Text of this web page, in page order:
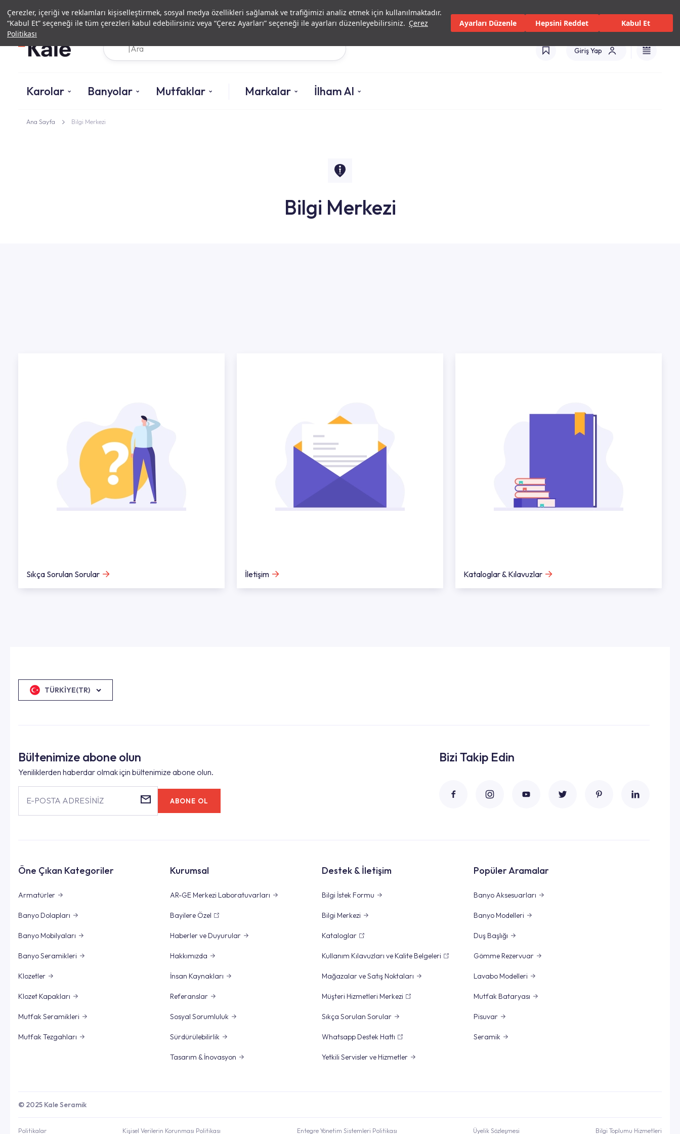
Çerezler, içeriği ve reklamları kişiselleştirmek, sosyal medya özellikleri sağlamak ve trafiğimizi analiz etmek için kullanılmaktadır.
“Kabul Et” seçeneği ile tüm çerezleri kabul edebilirsiniz veya “Çerez Ayarları” seçeneği ile ayarları düzenleyebilirsiniz. Çerez
Politikası
Ayarları Düzenle Hepsini Reddet Kabul Et
Yatırımcı İlişkileriYetkili Servisler ve HizmetlerMağazalarKataloglar Türkiye(TR)
Ara Giriş Yap
Karolar Banyolar Mutfaklar Markalar İlham Al
Ana Sayfa Bilgi Merkezi
Bilgi Merkezi
Sıkça Sorulan Sorular İletişim Kataloglar & Kılavuzlar
TÜRKIYE(TR)
Bültenimize abone olun
Yeniliklerden haberdar olmak için bültenimize abone olun.
E-POSTA ADRESİNİZ ABONE OL
Bizi Takip Edin
Öne Çıkan Kategoriler
Armatürler
Banyo Dolapları
Banyo Mobilyaları
Banyo Seramikleri
Klozetler
Klozet Kapakları
Mutfak Seramikleri
Mutfak Tezgahları
Kurumsal
AR-GE Merkezi Laboratuvarları
Bayilere Özel
Haberler ve Duyurular
Hakkımızda
İnsan Kaynakları
Referanslar
Sosyal Sorumluluk
Sürdürülebilirlik
Tasarım & İnovasyon
Destek & İletişim
Bilgi İstek Formu
Bilgi Merkezi
Kataloglar
Kullanım Kılavuzları ve Kalite Belgeleri
Mağazalar ve Satış Noktaları
Müşteri Hizmetleri Merkezi
Sıkça Sorulan Sorular
Whatsapp Destek Hattı
Yetkili Servisler ve Hizmetler
Popüler Aramalar
Banyo Aksesuarları
Banyo Modelleri
Duş Başlığı
Gömme Rezervuar
Lavabo Modelleri
Mutfak Bataryası
Pisuvar
Seramik
© 2025 Kale Seramik
Politikalar Kişisel Verilerin Korunması Politikası Entegre Yönetim Sistemleri Politikası Üyelik Sözleşmesi Bilgi Toplumu Hizmetleri